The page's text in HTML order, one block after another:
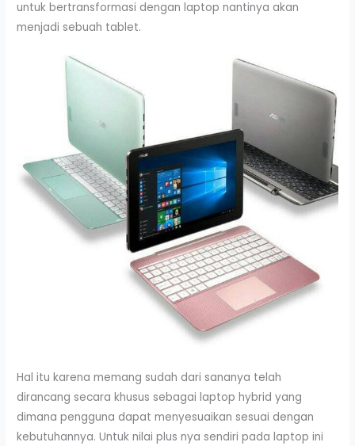
untuk bertransformasi dengan laptop nantinya akan
menjadi sebuah tablet.
Hal itu karena memang sudah dari sananya telah
dirancang secara khusus sebagai laptop hybrid yang
dimana pengguna dapat menyesuaikan sesuai dengan
kebutuhannya. Untuk nilai plus nya sendiri pada laptop ini